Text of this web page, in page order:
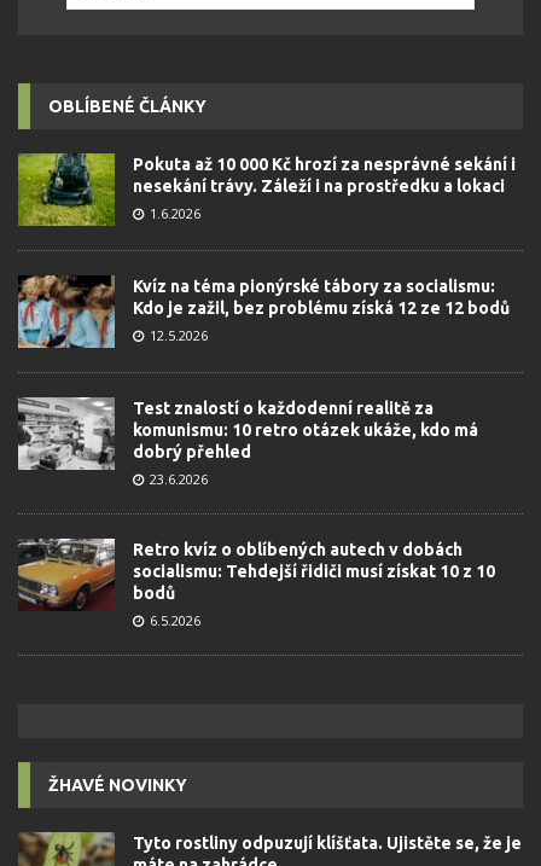
OBLÍBENÉ ČLÁNKY
Pokuta až 10 000 Kč hrozí za nesprávné sekání i
nesekání trávy. Záleží i na prostředku a lokaci
1.6.2026
Kvíz na téma pionýrské tábory za socialismu:
Kdo je zažil, bez problému získá 12 ze 12 bodů
12.5.2026
Test znalostí o každodenní realitě za
komunismu: 10 retro otázek ukáže, kdo má
dobrý přehled
23.6.2026
Retro kvíz o oblíbených autech v dobách
socialismu: Tehdejší řidiči musí získat 10 z 10
bodů
6.5.2026
ŽHAVÉ NOVINKY
Tyto rostliny odpuzují klíšťata. Ujistěte se, že je